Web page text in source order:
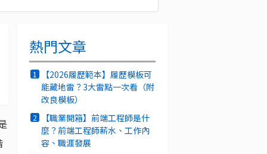
熱門文章
1
【2026履歷範本】履歷模板可
能藏地雷？3大雷點一次看（附
改良模板）
2
【職業開箱】前端工程師是什
麼？前端工程師薪水、工作內
容、職涯發展